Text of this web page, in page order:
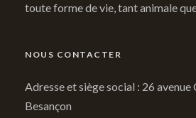
toute forme de vie, tant animale
NOUS CONTACTER
Adresse et siège social : 26
Besançon